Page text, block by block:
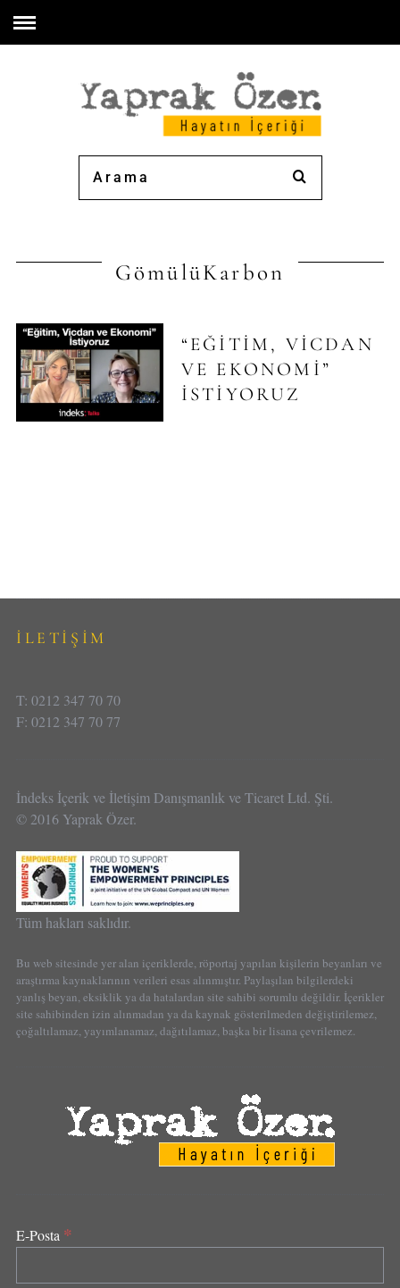
GömülüKarbon
“EĞITIM, VICDAN
VE EKONOMI”
İSTIYORUZ
İLETİŞİM
T: 0212 347 70 70
F: 0212 347 70 77
İndeks İçerik ve İletişim Danışmanlık ve Ticaret Ltd. Şti.
© 2016 Yaprak Özer.
Tüm hakları saklıdır.
Bu web sitesinde yer alan içeriklerde, röportaj yapılan kişilerin beyanları ve
araştırma kaynaklarının verileri esas alınmıştır. Paylaşılan bilgilerdeki
yanlış beyan, eksiklik ya da hatalardan site sahibi sorumlu değildir. İçerikler
site sahibinden izin alınmadan ya da kaynak gösterilmeden değiştirilemez,
çoğaltılamaz, yayımlanamaz, dağıtılamaz, başka bir lisana çevrilemez.
E-Posta *